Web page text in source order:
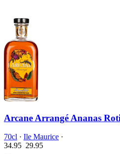
Arcane Arrangé Ananas Roti
70cl · Ile Maurice ·
34.95 29.95